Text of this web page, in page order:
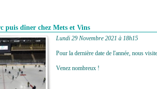
puis dîner chez Mets et Vins
Lundi 29 Novembre 2021 à 18h15
Pour la dernière date de l'année, nous
Venez nombreux !